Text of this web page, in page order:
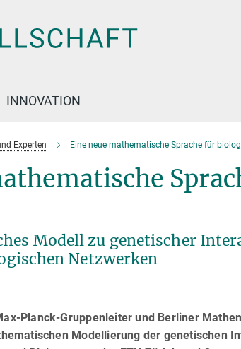
INNOVATION
Experten Eine neue mathematische Sprache für
Modell zu genetischer
Netzwerken
Planck-Gruppenleiter und Berliner
Modellierung der genetischen